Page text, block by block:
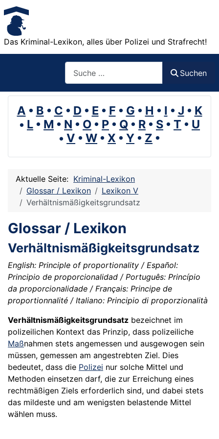
Das Kriminal-Lexikon, alles über Polizei und Strafrecht!
Suchen
A • B • C • D • E • F • G • H • I • J • K
• L • M • N • O • P • Q • R • S • T • U
• V • W • X • Y • Z •
Aktuelle Seite: Kriminal-Lexikon
Glossar / Lexikon
Lexikon V
Verhältnismäßigkeitsgrundsatz
Glossar / Lexikon
Verhältnismäßigkeitsgrundsatz
English: Principle of proportionality / Español:
Principio de proporcionalidad / Português: Princípio
da proporcionalidade / Français: Principe de
proportionnalité / Italiano: Principio di proporzionalità
Verhältnismäßigkeitsgrundsatz bezeichnet im
polizeilichen Kontext das Prinzip, dass polizeiliche
Maßnahmen stets angemessen und ausgewogen sein
müssen, gemessen am angestrebten Ziel. Dies
bedeutet, dass die Polizei nur solche Mittel und
Methoden einsetzen darf, die zur Erreichung eines
rechtmäßigen Ziels erforderlich sind, und dabei stets
das mildeste und am wenigsten belastende Mittel
wählen muss.